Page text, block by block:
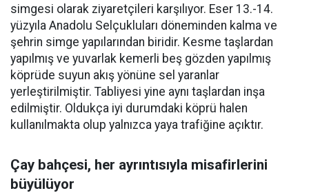
simgesi olarak ziyaretçileri karşılıyor. Eser 13.-14.
yüzyıla Anadolu Selçukluları döneminden kalma ve
şehrin simge yapılarından biridir. Kesme taşlardan
yapılmış ve yuvarlak kemerli beş gözden yapılmış
köprüde suyun akış yönüne sel yaranlar
yerleştirilmiştir. Tabliyesi yine aynı taşlardan inşa
edilmiştir. Oldukça iyi durumdaki köprü halen
kullanılmakta olup yalnızca yaya trafiğine açıktır.
Çay bahçesi, her ayrıntısıyla misafirlerini
büyülüyor